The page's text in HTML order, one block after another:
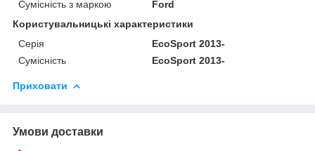
Сумісність з маркою
Ford
Користувальницькі характеристики
Серія
EcoSport 2013-
Сумісність
EcoSport 2013-
Приховати
Умови доставки